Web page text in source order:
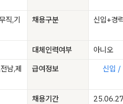
직,기
채용구분 신입+경
대체인력여부
아니오
남,제
급여정보 신입 /
채용기간